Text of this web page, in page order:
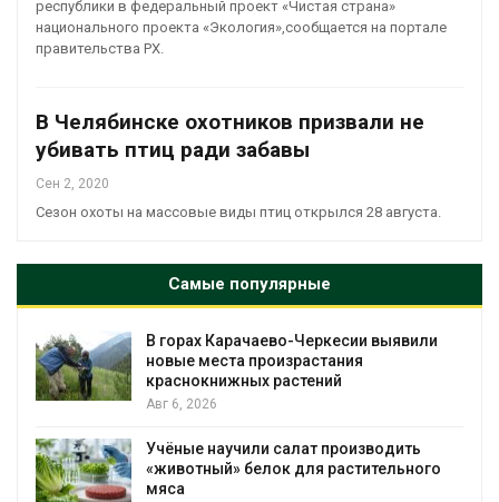
республики в федеральный проект «Чистая страна»
национального проекта «Экология»,сообщается на портале
правительства РХ.
В Челябинске охотников призвали не
убивать птиц ради забавы
Сен 2, 2020
Сезон охоты на массовые виды птиц открылся 28 августа.
Самые популярные
В горах Карачаево-Черкесии выявили
новые места произрастания
краснокнижных растений
Авг 6, 2026
Учёные научили салат производить
«животный» белок для растительного
мяса